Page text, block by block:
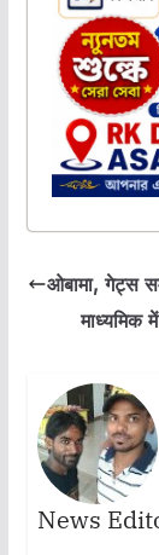
ओबामा, गेट्स
News